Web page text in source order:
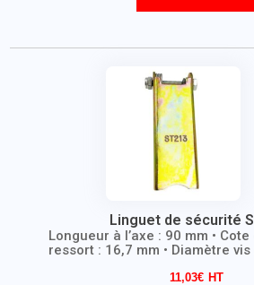
Linguet de sécurité
Longueur à l’axe : 90 mm •
ressort : 16,7 mm • Diamètre vis
11,03€